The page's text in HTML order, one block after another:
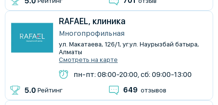
RAFAEL, клиника
Многопрофильная
ул. Макатаева, 126/1, уг.ул. Наурызбай батыра,
Алматы
Смотреть на карте
пн-пт: 08:00-20:00, сб: 09:00-13:00
5.0 Рейтинг 649 отзывов